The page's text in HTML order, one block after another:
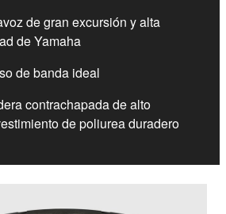
de gran excursión y alta
de Yamaha
de banda ideal
contrachapada de alto
de poliurea duradero